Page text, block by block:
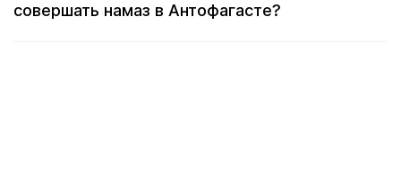
совершать намаз в Антофагасте?